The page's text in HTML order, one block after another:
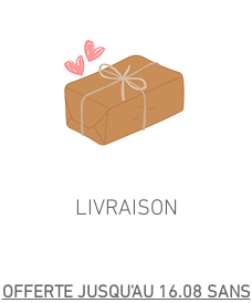
LIVRAISON
OFFERTE JUSQU'AU 16.08 SANS